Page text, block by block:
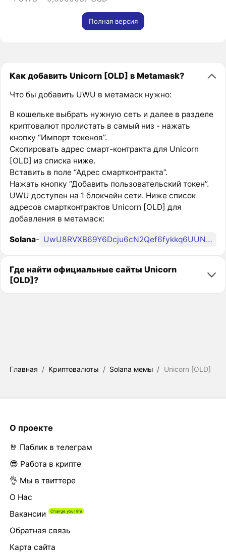
Полная версия
Как добавить Unicorn [OLD] в Metamask?
Что бы добавить UWU в метамаск нужно:
В кошельке выбрать нужную сеть и далее в разделе
криптовалют пролистать в самый низ - нажать
кнопку “Импорт токенов”.
Скопировать адрес смарт-контракта для Unicorn
[OLD] из списка ниже.
Вставить в поле “Адрес смартконтракта”.
Нажать кнопку “Добавить пользовательский токен”.
UWU доступен на 1 блокчейн сети. Ниже список
адресов смартконтрактов Unicorn [OLD] для
добавления в метамаск:
Solana- UwU8RVXB69Y6Dcju6cN2Qef6fykkq6UUNpB15rZku6Z
Где найти официальные сайты Unicorn
[OLD]?
Главная / Криптовалюты / Solana мемы / Unicorn [OLD]
О проекте
🤘 Паблик в телеграм
😎 Работа в крипте
👌 Мы в твиттере
О Нас
Вакансии
Обратная связь
Карта сайта